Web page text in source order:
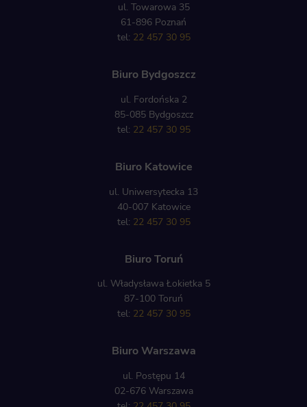
ul. Towarowa 35
61-896 Poznań
tel: 22 457 30 95
Biuro Bydgoszcz
ul. Fordońska 2
85-085 Bydgoszcz
tel: 22 457 30 95
Biuro Katowice
ul. Uniwersytecka 13
40-007 Katowice
tel: 22 457 30 95
Biuro Toruń
ul. Władysława Łokietka 5
87-100 Toruń
tel: 22 457 30 95
Biuro Warszawa
ul. Postępu 14
02-676 Warszawa